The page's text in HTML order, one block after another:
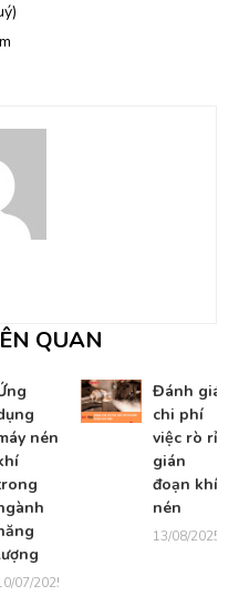
QUAN
nén
07/2025
Đánh giá
chi phí
việc rò rỉ
gián
đoạn khí
nén
13/08/2025